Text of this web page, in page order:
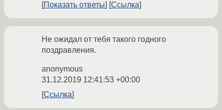
Показать ответы
Ссылка
Не ожидал от тебя такого годного
поздравления.
anonymous
31.12.2019 12:41:53 +00:00
Ссылка